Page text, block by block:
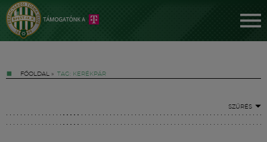
FŐOLDAL » TAG: KERÉKPÁR
SZŰRÉS